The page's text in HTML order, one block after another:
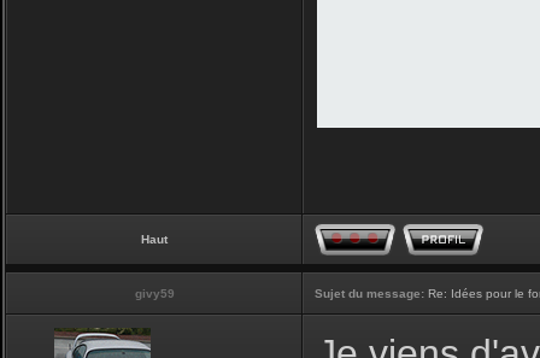
Haut
givy59 Sujet du message: Re: Idées pour le